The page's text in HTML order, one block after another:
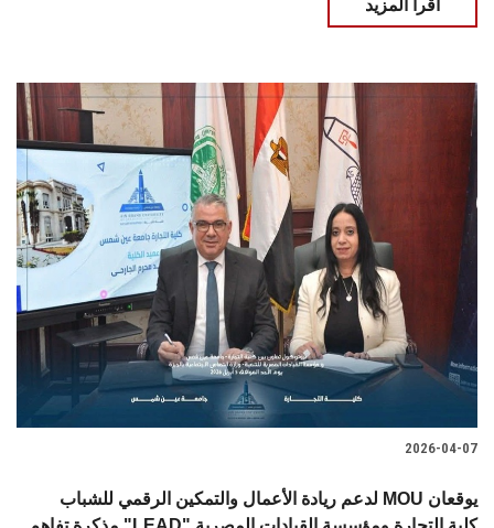
اقرأ المزيد
2026-04-07
لدعم ريادة الأعمال والتمكين الرقمي للشباب MOU يوقعان